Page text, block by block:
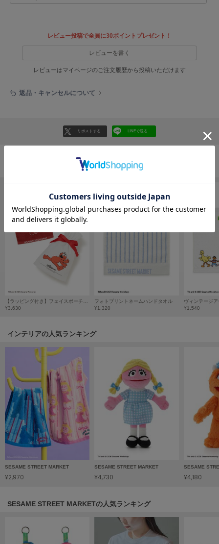
gelato pique
ジェラート ピケ
GELATO PIQUE CAT&DOG
ジェラート ピケ スリープ
HUNTER
ホカ オネオネ
キーン
le
ル
le coq sportif
ルコックスポルティフ
LeSportsac
レスポートサック
リリーブラウン
LILY BROWN Lingerie
LITTLE UNION TOKYO
レビュー投稿で全員に30ポイントプレゼント！
レビューを書く
レビューはマイページのご注文履歴から投稿いただけます
返品・キャンセルについて
リポストする LINEで送る
¥3,630
フォトプリントネームハンドタオル
¥1,320
ヴィンテージ
¥1,540
インテリアの人気ランキング
SESAME STREET MARKET
¥2,970
SESAME STREET MARKET
¥4,730
SESAME
¥4,180
SESAME STREET MARKETの人気ランキング